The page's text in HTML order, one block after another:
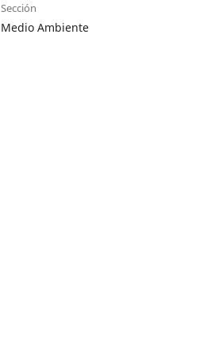
Sección
Medio Ambiente